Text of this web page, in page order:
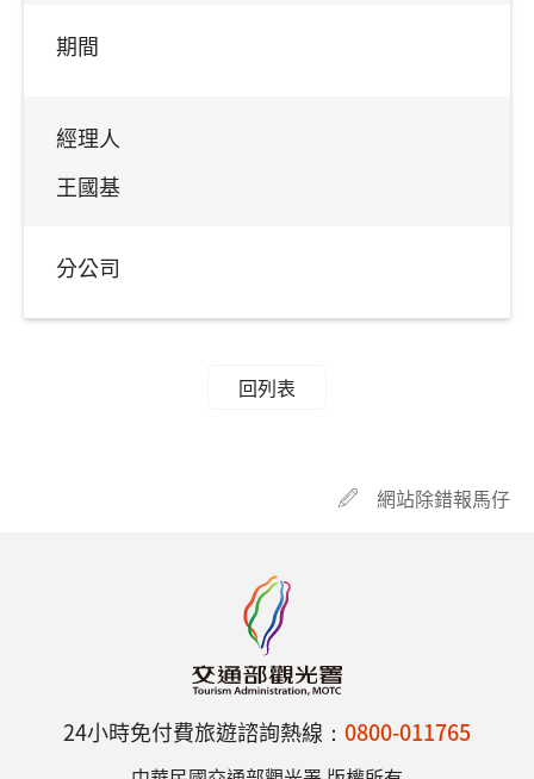
期間
經理人
王國基
分公司
回列表
網站除錯報馬仔
24小時免付費旅遊諮詢熱線： 0800-011765